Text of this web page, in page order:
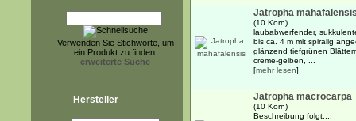
Verwenden Sie Stichworte, um
ein Produkt zu finden.
erweiterte Suche
Hersteller
Jatropha
(10 Korn)
laubabwerfender,
bis ca. 4 m mit spiralig
glänzend tiefgrünen
creme-gelben, ...
[mehr lesen]
Jatropha macrocarpa
(10 Korn)
Beschreibung folgt....